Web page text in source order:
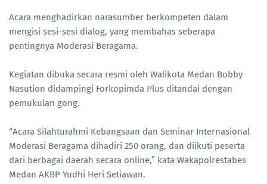
Acara menghadirkan narasumber berkompeten dalam
mengisi sesi-sesi dialog, yang membahas seberapa
pentingnya Moderasi Beragama.
Kegiatan dibuka secara resmi oleh Walikota Medan Bobby
Nasution didampingi Forkopimda Plus ditandai dengan
pemukulan gong.
“Acara Silahturahmi Kebangsaan dan Seminar Internasional
Moderasi Beragama dihadiri 250 orang, dan diikuti peserta
dari berbagai daerah secara online,” kata Wakapolrestabes
Medan AKBP Yudhi Heri Setiawan.